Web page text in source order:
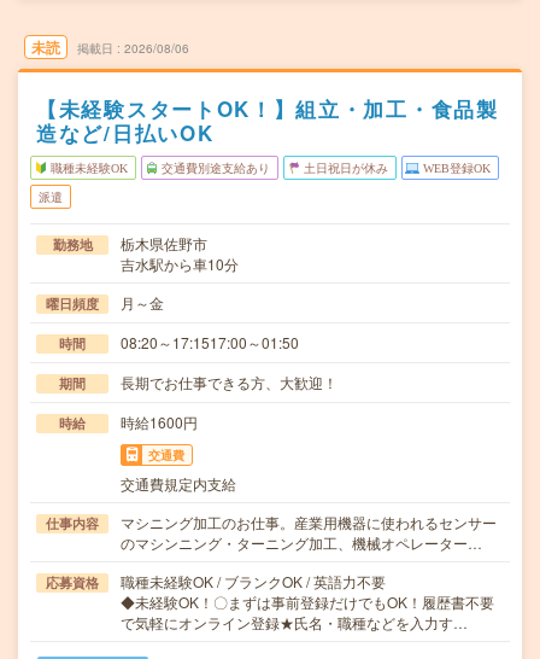
未読 掲載日 2026/08/06
【未経験スタートOK！】組立・加工・食品製
造など/日払いOK
職種未経験OK 交通費別途支給あり 土日祝日が休み WEB登録OK
派遣
勤務地
栃木県佐野市
吉水駅から車10分
曜日頻度 月～金
時間 08:20～17:1517:00～01:50
期間 長期でお仕事できる方、大歓迎！
時給 時給1600円
交通費
交通費規定内支給
仕事内容
マシニング加工のお仕事。産業用機器に使われるセンサー
のマシンニング・ターニング加工、機械オペレーター…
応募資格
職種未経験OK / ブランクOK / 英語力不要
◆未経験OK！〇まずは事前登録だけでもOK！履歴書不要
で気軽にオンライン登録★氏名・職種などを入力す…